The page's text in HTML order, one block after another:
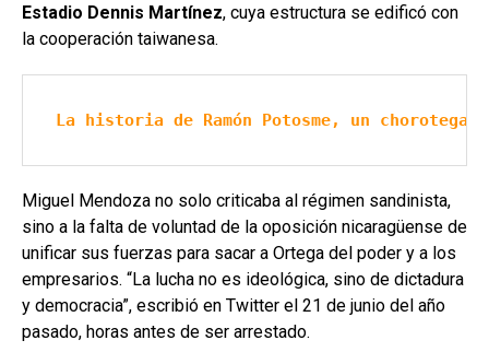
Estadio Dennis Martínez, cuya estructura se edificó con
la cooperación taiwanesa.
La historia de Ramón Potosme, un chorotega
Miguel Mendoza no solo criticaba al régimen sandinista,
sino a la falta de voluntad de la oposición nicaragüense de
unificar sus fuerzas para sacar a Ortega del poder y a los
empresarios. “La lucha no es ideológica, sino de dictadura
y democracia”, escribió en Twitter el 21 de junio del año
pasado, horas antes de ser arrestado.